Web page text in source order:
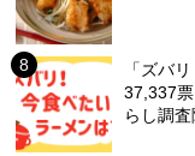
「ズバ
37,337
らし調